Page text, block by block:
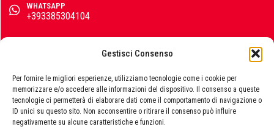
Gestisci Consenso
Per fornire le migliori esperienze, utilizziamo tecnologie come i cookie per
memorizzare e/o accedere alle informazioni del dispositivo. Il consenso a queste
tecnologie ci permetterà di elaborare dati come il comportamento di navigazione o
ID unici su questo sito. Non acconsentire o ritirare il consenso può influire
negativamente su alcune caratteristiche e funzioni.
WHATSAPP
+393385304104
info@emporiomarini.com
SEGUICI SUI SOCIAL
Rosi